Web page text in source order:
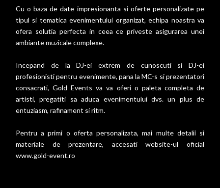
Cu o baza de date impresionanta si oferte personalizate pe
tipul si tematica evenimentului organizat, echipa noastra va
ofera solutia perfecta in ceea ce priveste asigurarea unei
ambiante muzicale complexe.
Incepand de la DJ-ei extrem de cunoscuti si DJ-ei
profesionisti pentru evenimente, pana la MC-s si prezentatori
consacrati, Gold Events va va oferi o paleta completa de
artisti, pregatiti sa aduca evenimentului dvs. un plus de
entuziasm, rafinament si ritm.
Pentru a primi o oferta personalizata, mai multe detalii si
materiale de prezentare, accesati website-ul oficial
www.gold-event.ro